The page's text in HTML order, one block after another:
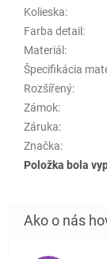
Kolieska:
Farba detail :
Materiál :
Špecifikácia
Rozšířený:
Zámok:
Záruka:
Značka:
Položka bola